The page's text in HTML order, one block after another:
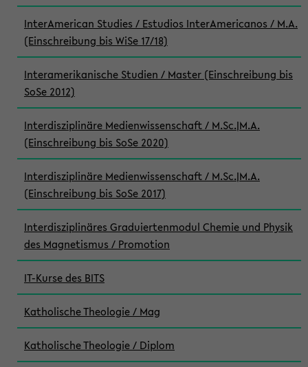
InterAmerican Studies / Estudios InterAmericanos / M.A.
(Einschreibung bis WiSe 17/18)
Interamerikanische Studien / Master (Einschreibung bis
SoSe 2012)
Interdisziplinäre Medienwissenschaft / M.Sc.|M.A.
(Einschreibung bis SoSe 2020)
Interdisziplinäre Medienwissenschaft / M.Sc.|M.A.
(Einschreibung bis SoSe 2017)
Interdisziplinäres Graduiertenmodul Chemie und Physik
des Magnetismus / Promotion
IT-Kurse des BITS
Katholische Theologie / Mag
Katholische Theologie / Diplom